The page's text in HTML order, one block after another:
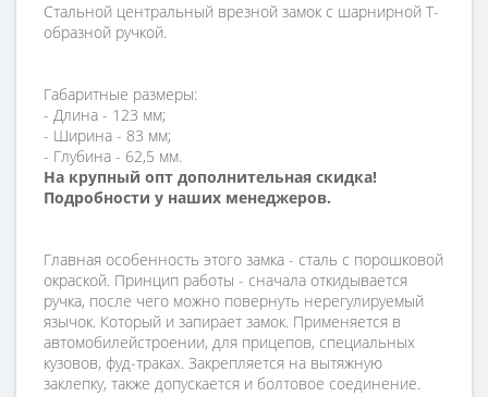
Стальной центральный врезной замок с шарнирной Т-
образной ручкой.
Габаритные размеры:
- Длина - 123 мм;
- Ширина - 83 мм;
- Глубина - 62,5 мм.
На крупный опт дополнительная скидка!
Подробности у наших менеджеров.
Главная особенность этого замка - сталь с порошковой
окраской. Принцип работы - сначала откидывается
ручка, после чего можно повернуть нерегулируемый
язычок. Который и запирает замок. Применяется в
автомобилейстроении, для прицепов, специальных
кузовов, фуд-траках. Закрепляется на вытяжную
заклепку, также допускается и болтовое соединение.